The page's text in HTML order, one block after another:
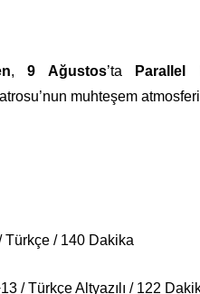
, 9 Ağustos’ta Parallel
muhteşem
Türkçe / 140 Dakika
/ Türkçe Altyazılı / 122